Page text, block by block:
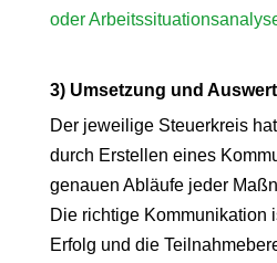
oder
3) Umsetzung und
Der jeweilige Steuerkreis
durch Erstellen eines
genauen Abläufe jeder
Die richtige Kommunikation
Erfolg und die